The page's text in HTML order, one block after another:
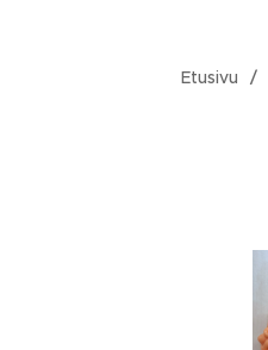
Etusivu